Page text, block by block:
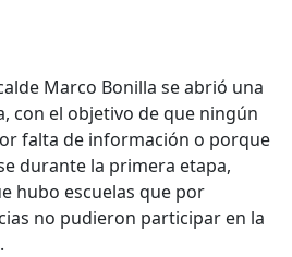
Marco Bonilla se abrió una
con el objetivo de que ningún
falta de información o porque
durante la primera etapa,
hubo escuelas que por
no pudieron participar en la